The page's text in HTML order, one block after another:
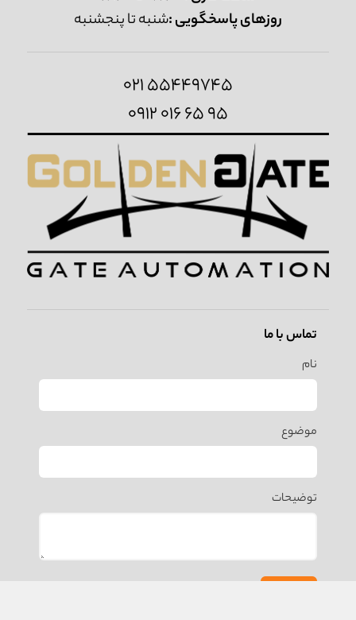
روزهای پاسخگویی :شنبه تا پنجشنبه
021 55449745
0912 016 65 95
تماس با ما
نام
موضوع
توضیحات